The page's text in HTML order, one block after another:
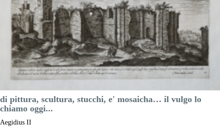
DESCRIZIONE
di pittura, scultura, stucchi, e' mosaicha… il vulgo lo
chiamo oggi...
Aegidius II